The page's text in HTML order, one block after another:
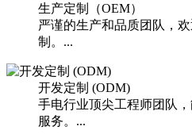
生产定制（OEM）
严谨的生产和品质团队，
制。...
开发定制 (ODM)
手电行业顶尖工程师团队
服务。...